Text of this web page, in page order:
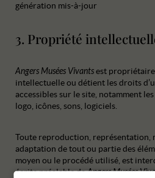
génération mis-à-jour
3. Propriété
Angers Musées Vivantsest
intellectuelle ou détient les droits
accessibles sur le site, notamment
logo, icônes, sons, logiciels.
Toute reproduction, représentation,
adaptation de tout ou partie des
moyen ou le procédé utilisé, est
écrite préalable deAngers Musées